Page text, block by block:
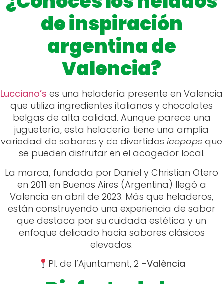
de inspiración
argentina de
Valencia?
Lucciano’s es una heladería presente en Valencia
que utiliza ingredientes italianos y chocolates
belgas de alta calidad. Aunque parece una
juguetería, esta heladería tiene una amplia
variedad de sabores y de divertidos icepops que
se pueden disfrutar en el acogedor local.
La marca, fundada por Daniel y Christian Otero
en 2011 en Buenos Aires (Argentina) llegó a
Valencia en abril de 2023. Más que heladeros,
están construyendo una experiencia de sabor
que destaca por su cuidada estética y un
enfoque delicado hacia sabores clásicos
elevados.
Pl. de l’Ajuntament, 2 –València